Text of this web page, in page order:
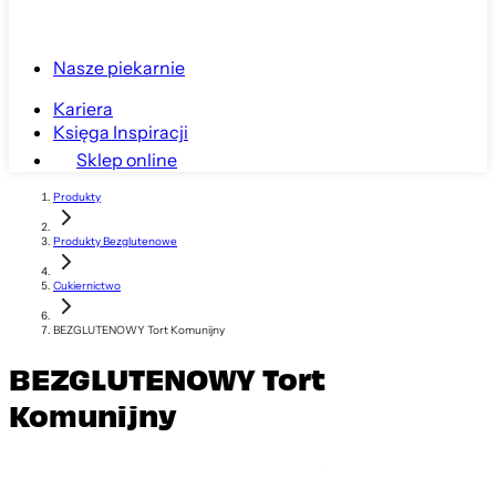
Nasze piekarnie
Kariera
Księga Inspiracji
Sklep online
Produkty
Produkty Bezglutenowe
Cukiernictwo
BEZGLUTENOWY Tort Komunijny
BEZGLUTENOWY Tort
Komunijny